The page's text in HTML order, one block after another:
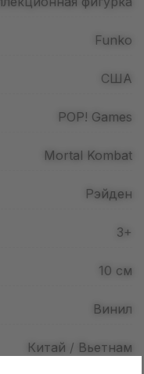
Funko
США
POP! Games
Mortal Kombat
Рэйден
3+
10 см
Винил
Китай / Вьетнам